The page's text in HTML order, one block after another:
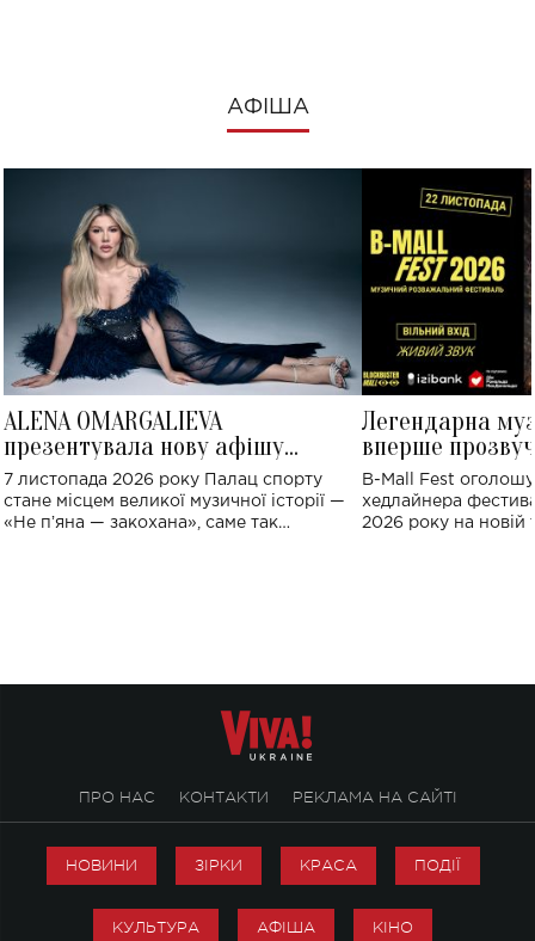
АФІША
ALENA OMARGALIEVA
презентувала нову афішу
великого концерту в Палаці
спорту
7 листопада 2026 року Палац спорту
стане місцем великої музичної історії —
«Не пʼяна — закохана», саме так
Легендарна
вперше
Україні: де
B-Mall Fest
хедлайнера
2026 року на новій
ПРО НАС КОНТАКТИ РЕКЛАМА НА САЙТІ
НОВИНИ ЗІРКИ КРАСА ПОДІЇ
КУЛЬТУРА АФІША КІНО